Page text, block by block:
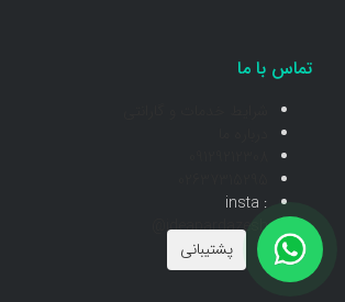
تماس با ما
insta :
@ideapardazesh
پشتیبانی